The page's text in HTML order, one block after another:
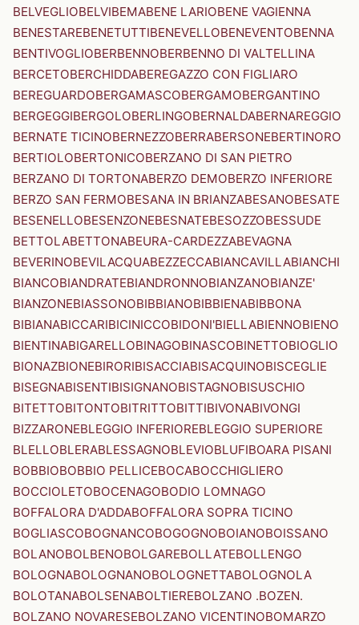
BELVEGLIOBELVIBEMABENE LARIOBENE VAGIENNA
BENESTAREBENETUTTIBENEVELLOBENEVENTOBENNA
BENTIVOGLIOBERBENNOBERBENNO DI VALTELLINA
BERCETOBERCHIDDABEREGAZZO CON FIGLIARO
BEREGUARDOBERGAMASCOBERGAMOBERGANTINO
BERGEGGIBERGOLOBERLINGOBERNALDABERNAREGGIO
BERNATE TICINOBERNEZZOBERRABERSONEBERTINORO
BERTIOLOBERTONICOBERZANO DI SAN PIETRO
BERZANO DI TORTONABERZO DEMOBERZO INFERIORE
BERZO SAN FERMOBESANA IN BRIANZABESANOBESATE
BESENELLOBESENZONEBESNATEBESOZZOBESSUDE
BETTOLABETTONABEURA-CARDEZZABEVAGNA
BEVERINOBEVILACQUABEZZECCABIANCAVILLABIANCHI
BIANCOBIANDRATEBIANDRONNOBIANZANOBIANZE'
BIANZONEBIASSONOBIBBIANOBIBBIENABIBBONA
BIBIANABICCARIBICINICCOBIDONI'BIELLABIENNOBIENO
BIENTINABIGARELLOBINAGOBINASCOBINETTOBIOGLIO
BIONAZBIONEBIRORIBISACCIABISACQUINOBISCEGLIE
BISEGNABISENTIBISIGNANOBISTAGNOBISUSCHIO
BITETTOBITONTOBITRITTOBITTIBIVONABIVONGI
BIZZARONEBLEGGIO INFERIOREBLEGGIO SUPERIORE
BLELLOBLERABLESSAGNOBLEVIOBLUFIBOARA PISANI
BOBBIOBOBBIO PELLICEBOCABOCCHIGLIERO
BOCCIOLETOBOCENAGOBODIO LOMNAGO
BOFFALORA D'ADDABOFFALORA SOPRA TICINO
BOGLIASCOBOGNANCOBOGOGNOBOIANOBOISSANO
BOLANOBOLBENOBOLGAREBOLLATEBOLLENGO
BOLOGNABOLOGNANOBOLOGNETTABOLOGNOLA
BOLOTANABOLSENABOLTIEREBOLZANO .BOZEN.
BOLZANO NOVARESEBOLZANO VICENTINOBOMARZO